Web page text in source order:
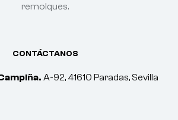
CONTÁCTANOS
A-92, 41610 Paradas, Sevilla
remolques.